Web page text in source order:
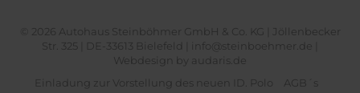
© 2026 Autohaus Steinböhmer GmbH & Co. KG | Jöllenbecker
Str. 325 | DE-33613 Bielefeld | info@steinboehmer.de |
Webdesign by audaris.de
Einladung zur Vorstellung des neuen ID. Polo
AGB´s